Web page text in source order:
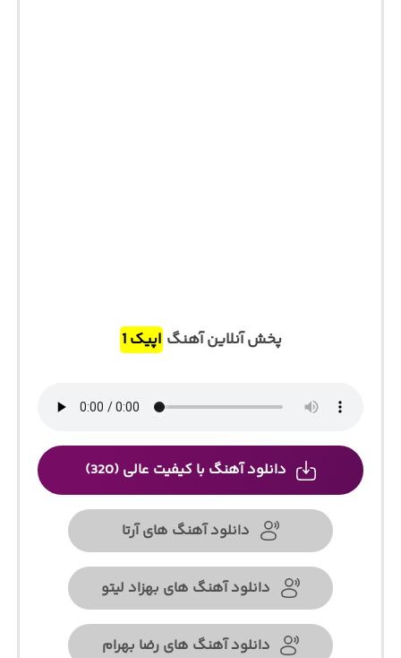
پخش آنلاین آهنگ اپیک 1
دانلود آهنگ با کیفیت عالی (320)
دانلود آهنگ های آرتا
دانلود آهنگ های بهزاد لیتو
دانلود آهنگ های رضا بهرام